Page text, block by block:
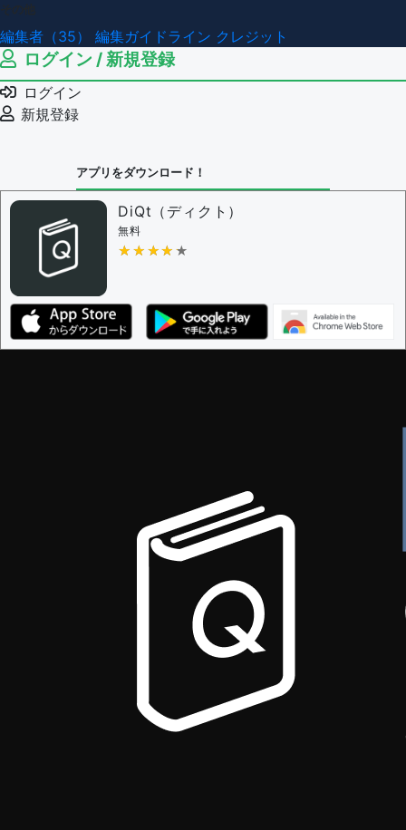
編集者（35） 編集ガイドライン クレジット
ログイン / 新規登録
ログイン
新規登録
アプリをダウンロード！
DiQt（ディクト）
無料
★★★★★
★★★★★